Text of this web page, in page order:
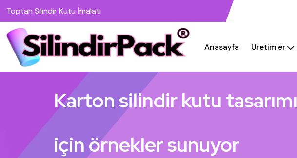
Toptan Silindir Kutu İmalatı
Anasayfa Üretimler
Karton silindir kutu tasarımı
için örnekler sunuyor